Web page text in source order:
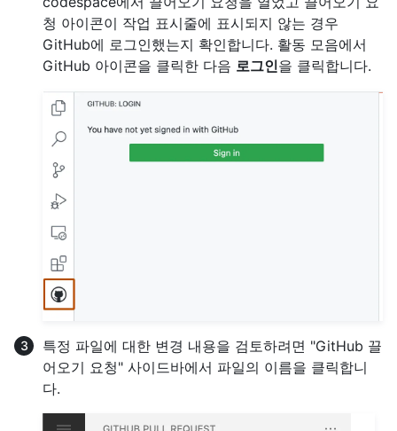
청 아이콘이 작업 표시줄에 표시되지 않는 경우
GitHub에 로그인했는지 확인합니다. 활동 모음에서
GitHub 아이콘을 클릭한 다음 로그인을 클릭합니다.
특정 파일에 대한 변경 내용을 검토하려면 "GitHub 끌
어오기 요청" 사이드바에서 파일의 이름을 클릭합니
다.